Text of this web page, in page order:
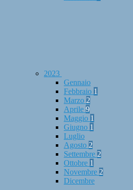
2023
Gennaio
Febbraio 1
Marzo 2
Aprile 9
Maggio 1
Giugno 1
Luglio
Agosto 2
Settembre 2
Ottobre 1
Novembre 2
Dicembre